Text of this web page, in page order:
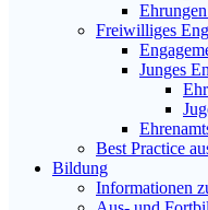
Freiwilliges
Junges
Best Practice
Bildung
Informationen